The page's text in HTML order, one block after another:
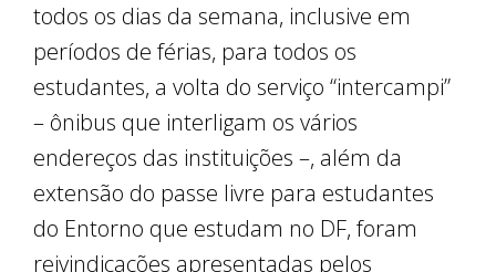
todos os dias da semana, inclusive em
períodos de férias, para todos os
estudantes, a volta do serviço “intercampi”
– ônibus que interligam os vários
endereços das instituições –, além da
extensão do passe livre para estudantes
do Entorno que estudam no DF, foram
reivindicações apresentadas pelos